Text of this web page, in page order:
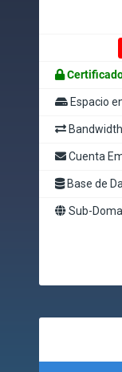
Espacio
Bandwidth
Cuenta
Base de
Sub-